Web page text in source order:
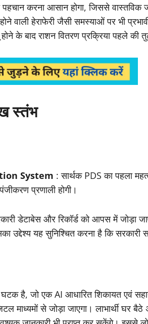
पहचान करना आसान होगा, जिससे
होने वाली हेराफेरी जैसी समस्याओं पर भी
के बाद राशन वितरण प्रक्रिया पहले की
स्तंभ
System : सार्थक PDS का पहला
प्रणाली होगी।
डेटाबेस और रिकॉर्ड को आपस में जोड़ा
उद्देश्य यह सुनिश्चित करना है कि सरकारी
घटक है, जो एक AI आधारित शिकायत एवं
माध्यमों से जोड़ा जाएगा। लाभार्थी घर